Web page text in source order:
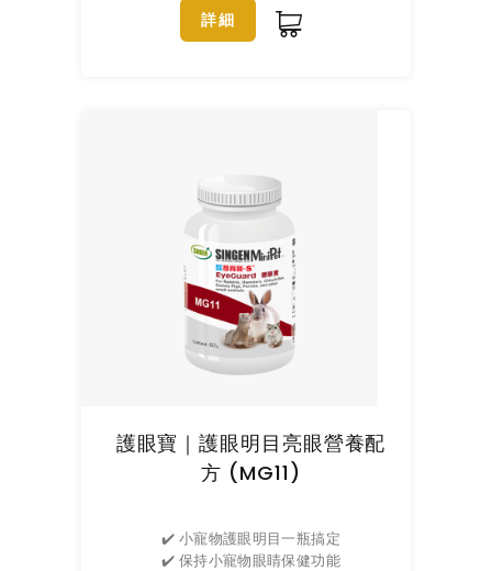
詳細
護眼寶｜護眼明目亮眼營養配
方 (MG11)
✔️ 小寵物護眼明目一瓶搞定
✔️ 保持小寵物眼睛保健功能